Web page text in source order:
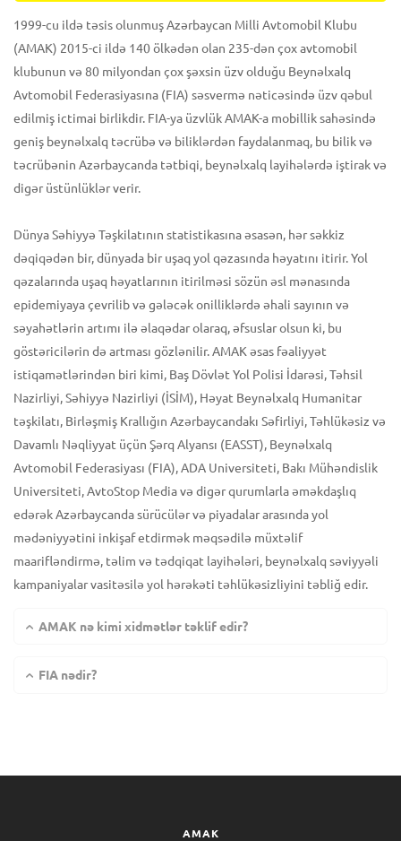
1999-cu ildə təsis olunmuş Azərbaycan Milli Avtomobil Klubu
(AMAK) 2015-ci ildə 140 ölkədən olan 235-dən çox avtomobil
klubunun və 80 milyondan çox şəxsin üzv olduğu Beynəlxalq
Avtomobil Federasiyasına (FIA) səsvermə nəticəsində üzv qəbul
edilmiş ictimai birlikdir. FIA-ya üzvlük AMAK-a mobillik sahəsində
geniş beynəlxalq təcrübə və biliklərdən faydalanmaq, bu bilik və
təcrübənin Azərbaycanda tətbiqi, beynəlxalq layihələrdə iştirak və
digər üstünlüklər verir.
Dünya Səhiyyə Təşkilatının statistikasına əsasən, hər səkkiz
dəqiqədən bir, dünyada bir uşaq yol qəzasında həyatını itirir. Yol
qəzalarında uşaq həyatlarının itirilməsi sözün əsl mənasında
epidemiyaya çevrilib və gələcək onilliklərdə əhali sayının və
səyahətlərin artımı ilə əlaqədar olaraq, əfsuslar olsun ki, bu
göstəricilərin də artması gözlənilir. AMAK əsas fəaliyyət
istiqamətlərindən biri kimi, Baş Dövlət Yol Polisi İdarəsi, Təhsil
Nazirliyi, Səhiyyə Nazirliyi (İSİM), Həyat Beynəlxalq Humanitar
təşkilatı, Birləşmiş Krallığın Azərbaycandakı Səfirliyi, Təhlükəsiz və
Davamlı Nəqliyyat üçün Şərq Alyansı (EASST), Beynəlxalq
Avtomobil Federasiyası (FIA), ADA Universiteti, Bakı Mühəndislik
Universiteti, AvtoStop Media və digər qurumlarla əməkdaşlıq
edərək Azərbaycanda sürücülər və piyadalar arasında yol
mədəniyyətini inkişaf etdirmək məqsədilə müxtəlif
maarifləndirmə, təlim və tədqiqat layihələri, beynəlxalq səviyyəli
kampaniyalar vasitəsilə yol hərəkəti təhlükəsizliyini təbliğ edir.
AMAK nə kimi xidmətlər təklif edir?
FIA nədir?
AMAK